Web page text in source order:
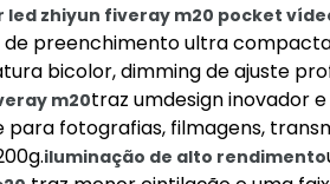
led zhiyun fiveray m20 pocket
de preenchimento ultra
bicolor, dimming de ajuste
m20traz umdesign inovador
fotografias, filmagens,
iluminação de alto rendimento